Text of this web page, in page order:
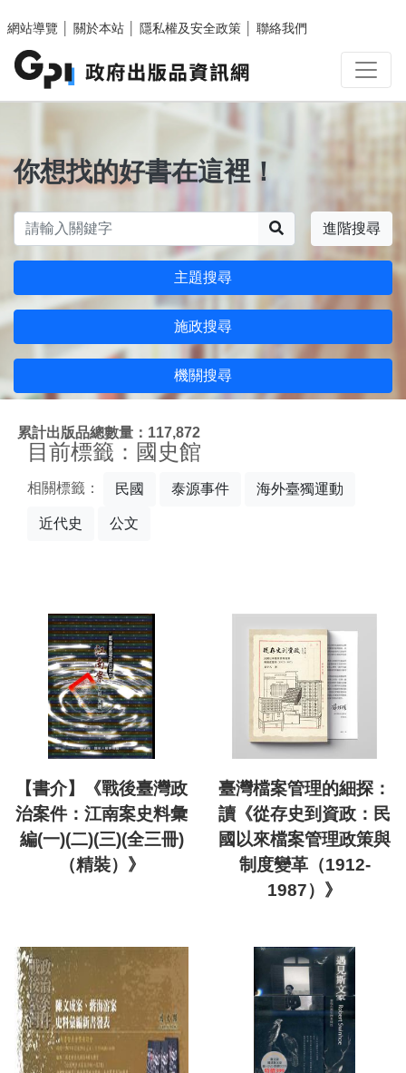
網站導覽
關於本站 隱私權及安全政策 聯絡我們
你想找的好書在這裡！
進階搜尋
主題搜尋
施政搜尋
機關搜尋
累計出版品總數量：117,872
目前標籤：國史館
相關標籤： 民國 泰源事件 海外臺獨運動
近代史 公文
【書介】《戰後臺灣政
治案件：江南案史料彙
編(一)(二)(三)(全三冊)
（精裝）》
臺灣檔案管理的細探：
讀《從存史到資政：民
國以來檔案管理政策與
制度變革（1912-
1987）》